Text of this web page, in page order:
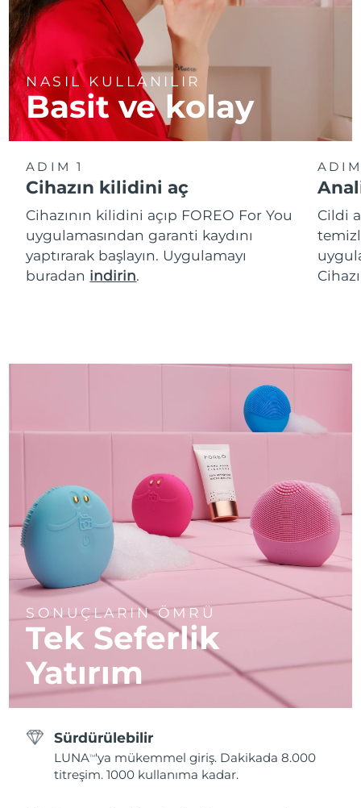
NASIL KULLANILIR
Basit ve kolay
ADIM 1
Cihazın kilidini aç
Cihazının kilidini açıp FOREO For You
uygulamasından garanti kaydını
yaptırarak başlayın. Uygulamayı
buradan indirin.
Cildi
SONUÇLARIN ÖMRÜ
Tek Seferlik
Yatırım
Sürdürülebilir
LUNATM 'ya mükemmel giriş. Dakikada 8.000
titreşim. 1000 kullanıma kadar.